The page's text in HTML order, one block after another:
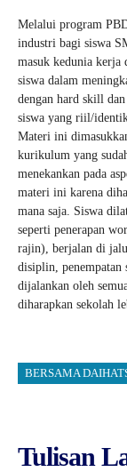
Melalui program
industri bagi siswa
masuk kedunia kerja
siswa dalam
dengan hard skill
siswa yang riil/
Materi ini
kurikulum yang
menekankan pada
materi ini karena
mana saja. Siswa
seperti penerapan
rajin), berjalan di
disiplin, penempatan
dijalankan oleh
diharapkan sekolah
BERSAMA
Tulisan